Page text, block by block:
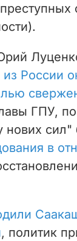
России
ГПУ,
нових сил"
в
, политик